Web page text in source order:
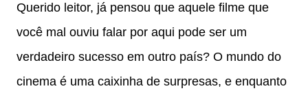
Querido leitor, já pensou que aquele filme que
você mal ouviu falar por aqui pode ser um
verdadeiro sucesso em outro país? O mundo do
cinema é uma caixinha de surpresas, e enquanto